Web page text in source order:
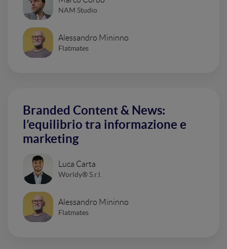
NAM Studio
Alessandro Mininno
Flatmates
Branded Content & News:
l’equilibrio tra informazione e
marketing
Luca Carta
Worldy® S.r.l.
Alessandro Mininno
Flatmates